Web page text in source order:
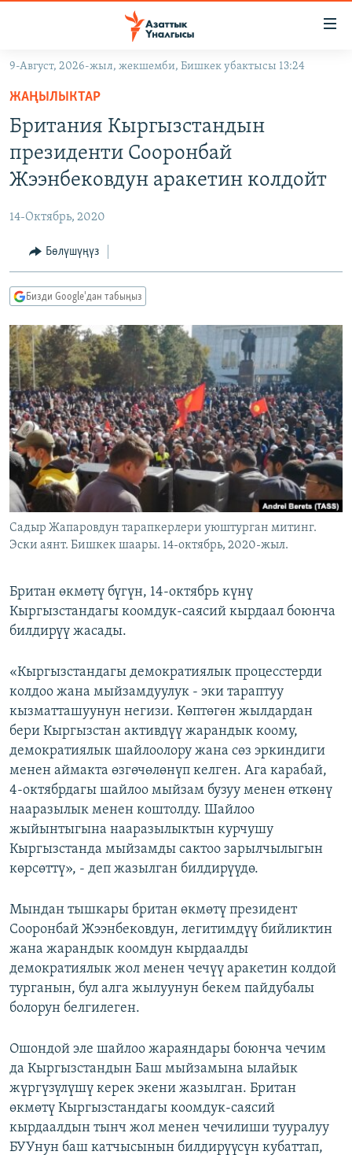
Навигацияга
өтүңүз
Издөөгө
салыңыз
МАДАНИЯТ
ДҮЙНӨ
УКРАИНА
ТВ ПРОГРАММАЛАР
БҮГҮН АЗАТТЫКТА
ДАНИСТЕ
ЭЖЕ-СИҢДИЛЕР
АЗАТТЫК+
ЫҢГАЙСЫЗ СУРООЛОР
ПОДКАСТ
Русский
ОНЛАЙН ШЕРИНЕ
ЭЕ/АРнун бардык сайттары
9-Август, 2026-жыл, жекшемби, Бишкек убактысы 13:24
ЖАҢЫЛЫКТАР
Британия Кыргызстандын
президенти Сооронбай
Жээнбековдун аракетин колдойт
14-Октябрь, 2020
Бөлүшүңүз
Бизди Google'дан табыңыз
Садыр Жапаровдун тарапкерлери уюштурган митинг.
Эски аянт. Бишкек шаары. 14-октябрь, 2020-жыл.
Британ өкмөтү бүгүн, 14-октябрь күнү
Кыргызстандагы коомдук-саясий кырдаал боюнча
билдирүү жасады.
«Кыргызстандагы демократиялык процесстерди
колдоо жана мыйзамдуулук - эки тараптуу
кызматташуунун негизи. Көптөгөн жылдардан
бери Кыргызстан активдүү жарандык коому,
демократиялык шайлоолору жана сөз эркиндиги
менен аймакта өзгөчөлөнүп келген. Ага карабай,
4-октябрдагы шайлоо мыйзам бузуу менен өткөнү
нааразылык менен коштолду. Шайлоо
жыйынтыгына нааразылыктын курчушу
Кыргызстанда мыйзамды сактоо зарылчылыгын
көрсөттү», - деп жазылган билдирүүдө.
Мындан тышкары британ өкмөтү президент
Сооронбай Жээнбековдун, легитимдүү бийликтин
жана жарандык коомдун кырдаалды
демократиялык жол менен чечүү аракетин колдой
турганын, бул алга жылуунун бекем пайдубалы
болорун белгилеген.
Ошондой эле шайлоо жараяндары боюнча чечим
да Кыргызстандын Баш мыйзамына ылайык
жүргүзүлүшү керек экени жазылган. Британ
өкмөтү Кыргызстандагы коомдук-саясий
кырдаалдын тынч жол менен чечилиши тууралуу
БУУнун баш катчысынын билдирүүсүн кубаттап,